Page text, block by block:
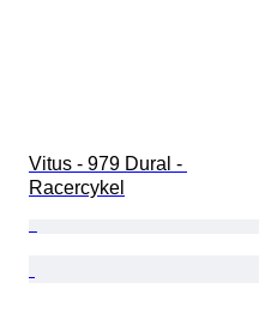
Vitus - 979 Dural -
Racercykel